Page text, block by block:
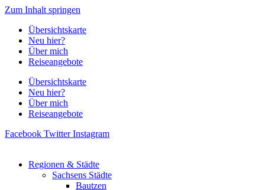
Zum Inhalt springen
Übersichtskarte
Neu hier?
Über mich
Reiseangebote
Übersichtskarte
Neu hier?
Über mich
Reiseangebote
Facebook Twitter Instagram
Regionen & Städte
Sachsens Städte
Bautzen